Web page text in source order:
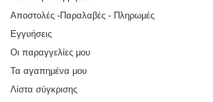
Αποστολές -Παραλαβές - Πληρωμές
Εγγυήσεις
Οι παραγγελίες μου
Τα αγαπημένα μου
Λίστα σύγκρισης